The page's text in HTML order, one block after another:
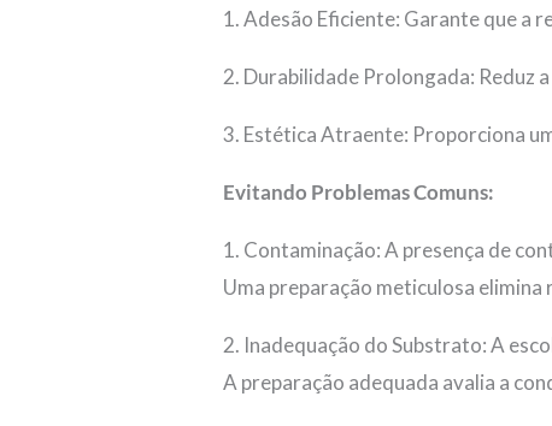
1. Adesão Eficiente: Garante que a
2. Durabilidade Prolongada: Reduz
3. Estética Atraente: Proporciona
Evitando Problemas Comuns:
1. Contaminação: A presença de
Uma preparação meticulosa
2. Inadequação do Substrato: A
A preparação adequada avalia a